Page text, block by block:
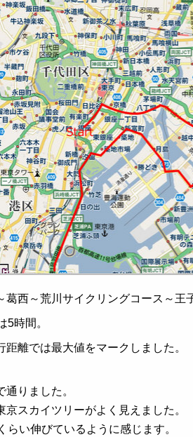
葛西～荒川サイクリングコース～
5時間。
離では最大値をマークしました。
りました。
スカイツリーがよく見えました。
らい伸びているように感じます。